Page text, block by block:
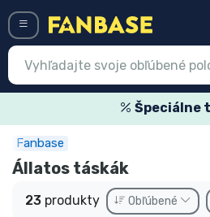
Špeciálne
Fanbase
Állatos táskák
23 produkty Obľúbené